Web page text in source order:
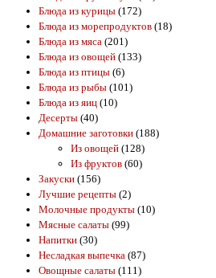
Блюда из курицы (172)
Блюда из морепродуктов (18)
Блюда из мяса (201)
Блюда из овощей (133)
Блюда из птицы (6)
Блюда из рыбы (101)
Блюда из яиц (10)
Десерты (40)
Домашние заготовки (188)
Из овощей (128)
Из фруктов (60)
Закуски (156)
Лучшие рецепты (2)
Молочные продукты (10)
Мясные салаты (99)
Напитки (30)
Несладкая выпечка (87)
Овощные салаты (111)